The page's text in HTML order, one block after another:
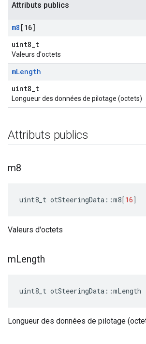
Attributs publics
m8 [16]
uint8_t
Valeurs d'octets
mLength
uint8_t
Longueur des données de pilotage (octets)
Attributs publics
m8
uint8_t otSteeringData ::m8[16]
Valeurs d'octets
mLength
uint8_t otSteeringData ::mLength
Longueur des données de pilotage